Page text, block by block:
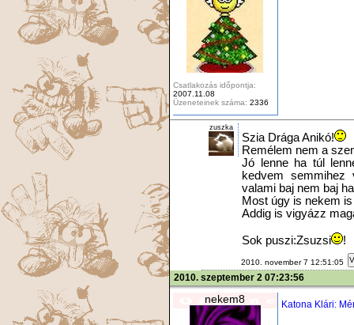
Csatlakozás időpontja:
2007.11.08
Üzeneteinek száma: 2336
zuszka
Szia Drága Anikó!
Remélem nem a
Jó lenne ha túl
kedvem semmihez
valami baj nem baj
Most úgy is nekem
Addig is vigyázz
Sok puszi:Zsuzsi !
2010. november 7 12:51:05
2010. szeptember 2 07:23:56
nekem8 Katona Klári: